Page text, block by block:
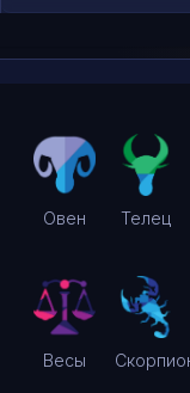
Овен Телец
Весы